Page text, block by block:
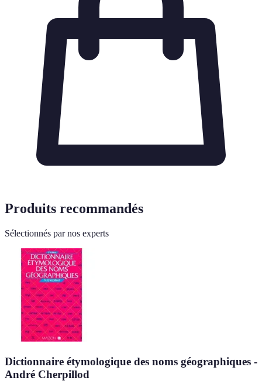
Produits recommandés
Sélectionnés par nos experts
Dictionnaire étymologique des noms géographiques -
André Cherpillod